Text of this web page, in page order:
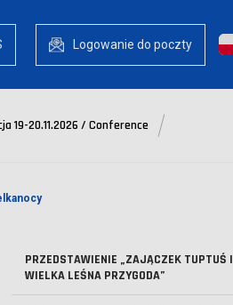
Logowanie do poczty
19-20.11.2026 / Conference
PRZEDSTAWIENIE „ZAJĄCZEK TUPTUŚ I
WIELKA LEŚNA PRZYGODA”